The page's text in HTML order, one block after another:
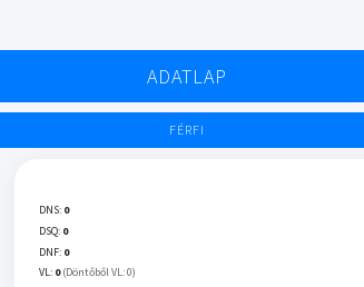
ADATLAP
FÉRFI
DNS: 0
DSQ: 0
DNF: 0
VL: 0 (Döntőből VL: 0)